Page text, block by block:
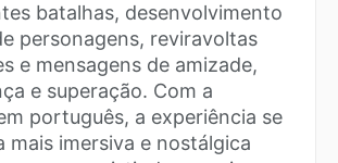
batalhas, desenvolvimento
personagens, reviravoltas
e mensagens de amizade,
e superação. Com a
português, a experiência se
mais imersiva e nostálgica